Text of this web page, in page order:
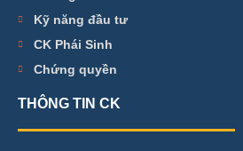
Kỹ năng đầu tư
CK Phái Sinh
Chứng quyền
THÔNG TIN CK